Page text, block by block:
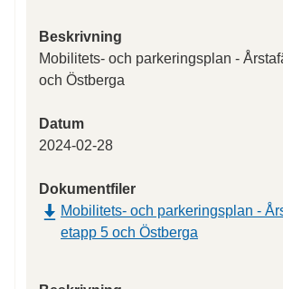
Beskrivning
Mobilitets- och parkeringsplan -
och Östberga
Datum
2024-02-28
Dokumentfiler
Mobilitets- och parkeringsplan -
etapp 5 och Östberga